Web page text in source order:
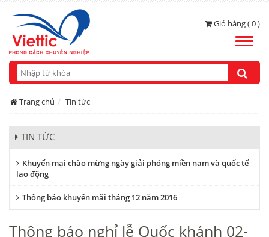
Giỏ hàng ( 0 )
Toggle
Trang chủ Tin tức
TIN TỨC
Khuyến mại chào mừng ngày giải phóng miền nam và quốc tế
lao động
Thông báo khuyến mãi tháng 12 năm 2016
Thông báo nghỉ lễ Quốc khánh 02-